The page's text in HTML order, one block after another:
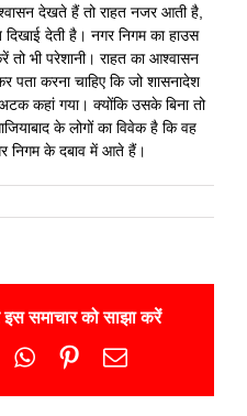
देखते हैं तो राहत नजर आती है,
देती है। नगर निगम का हाउस
तो भी परेशानी। राहत का आश्वासन
करना चाहिए कि जो शासनादेश
कहां गया। क्योंकि उसके बिना तो
के लोगों का विवेक है कि वह
निगम के दबाव में आते हैं।
इस समाचार को साझा करें
WhatsApp
Pinterest
Email